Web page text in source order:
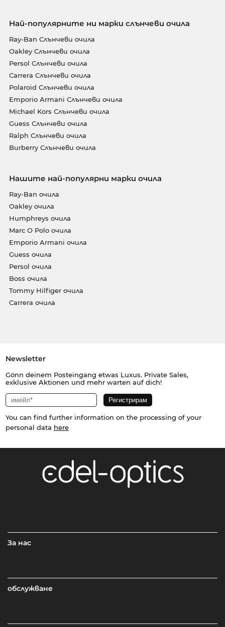
Най-популярните ни марки слънчеви очила
Ray-Ban Слънчеви очила
Oakley Слънчеви очила
Persol Слънчеви очила
Carrera Слънчеви очила
Polaroid Слънчеви очила
Emporio Armani Слънчеви очила
Michael Kors Слънчеви очила
Guess Слънчеви очила
Ralph Слънчеви очила
Burberry Слънчеви очила
Нашите най-популярни марки очила
Ray-Ban очила
Oakley очила
Humphreys очила
Marc O Polo очила
Emporio Armani очила
Guess очила
Persol очила
Boss очила
Tommy Hilfiger очила
Carrera очила
Newsletter
Gönn deinem Posteingang etwas Luxus. Private Sales,
exklusive Aktionen und mehr warten auf dich!
You can find further information on the processing of your
personal data here
За нас
обслужване